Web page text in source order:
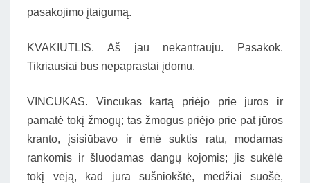
pasakojimo įtaigumą.
KVAKIUTLIS. Aš jau nekantrauju. Pasakok.
Tikriausiai bus nepaprastai įdomu.
VINCUKAS. Vincukas kartą priėjo prie jūros ir
pamatė tokį žmogų; tas žmogus priėjo prie pat jūros
kranto, įsisiūbavo ir ėmė suktis ratu, modamas
rankomis ir šluodamas dangų kojomis; jis sukėlė
tokį vėją, kad jūra sušniokštė, medžiai suošė,